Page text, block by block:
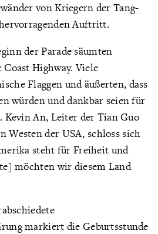
von Kriegern der Tang-
Auftritt.
der Parade säumten
Highway. Viele
Flaggen und äußerten, dass
würden und dankbar seien für
Kevin An, Leiter der Tian Guo
Westen der USA, schloss sich
steht für Freiheit und
möchten wir diesem Land
markiert die Geburtsstunde